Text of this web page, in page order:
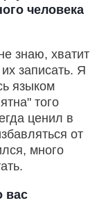
человека
знаю, хватит
записать. Я
языком
того
ценил в
от
много
вас